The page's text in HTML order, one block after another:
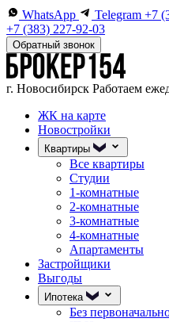
WhatsApp Telegram +7
+7 (383) 227-92-03
Обратный звонок
г. Новосибирск Работаем
ЖК на карте
Новостройки
Квартиры
Все квартиры
Студии
1-комнатные
2-комнатные
3-комнатные
4-комнатные
Апартаменты
Застройщики
Выгоды
Ипотека
Без